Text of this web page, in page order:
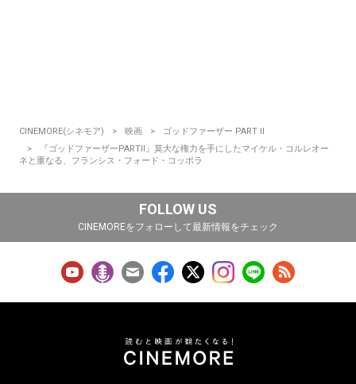
CINEMORE(シネモア) 映画
ゴッドファーザー PART II
『ゴッドファーザーPARTII』莫大な権力を手にしたマイケル・コルレオー
ネと重なる、フランシス・フォード・コッポラ
FOLLOW US
CINEMOREをフォローして最新情報をチェック